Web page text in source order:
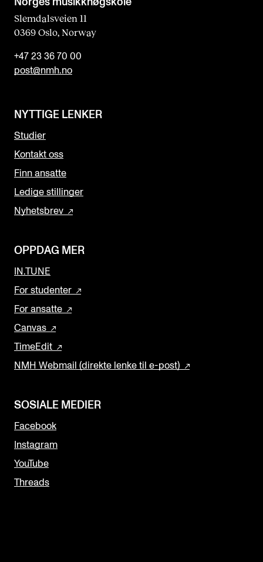
Slemdalsveien 11
0369 Oslo, Norway
+47 23 36 70 00
post@nmh.no
NYTTIGE LENKER
Studier
Kontakt oss
Finn ansatte
Ledige stillinger
Nyhetsbrev
OPPDAG MER
IN.TUNE
For studenter
For ansatte
Canvas
TimeEdit
NMH Webmail (direkte lenke til e-post)
SOSIALE MEDIER
Facebook
Instagram
YouTube
Threads